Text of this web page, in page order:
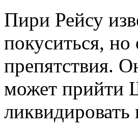
Пири Рейсу
покуситься, но
препятствия.
может прийти